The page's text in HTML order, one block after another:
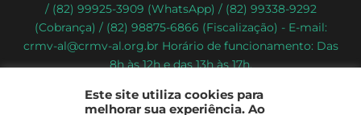
Top
/ (82) 99925-3909 (WhatsApp) / (82) 99338-9292
(Cobrança) / (82) 98875-6866 (Fiscalização) - E-mail:
crmv-al@crmv-al.org.br Horário de funcionamento: Das
8h às 12h e das 13h às 17h.
Estado de Alagoas
Este site utiliza cookies para
melhorar sua experiência. Ao